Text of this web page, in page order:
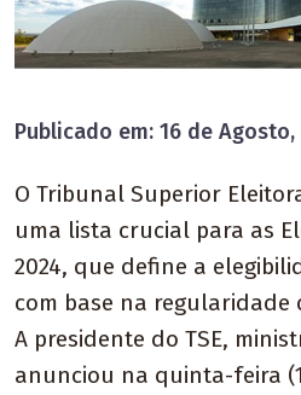
Publicado em: 16 de
O Tribunal Superior
uma lista crucial para as
2024, que define a
com base na regularidade
A presidente do TSE,
anunciou na quinta-feira